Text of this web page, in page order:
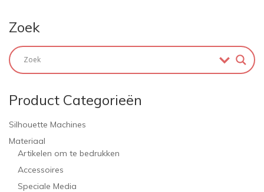
Zoek
Product Categorieën
Silhouette Machines
Materiaal
Artikelen om te bedrukken
Accessoires
Speciale Media